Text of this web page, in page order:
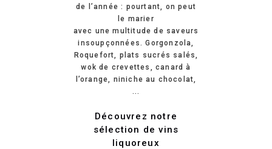
de l’année : pourtant, on peut
le marier
avec une multitude de saveurs
insoupçonnées. Gorgonzola,
Roquefort, plats sucrés salés,
wok de crevettes, canard à
l’orange, niniche au chocolat,
...
Découvrez notre
sélection de vins
liquoreux